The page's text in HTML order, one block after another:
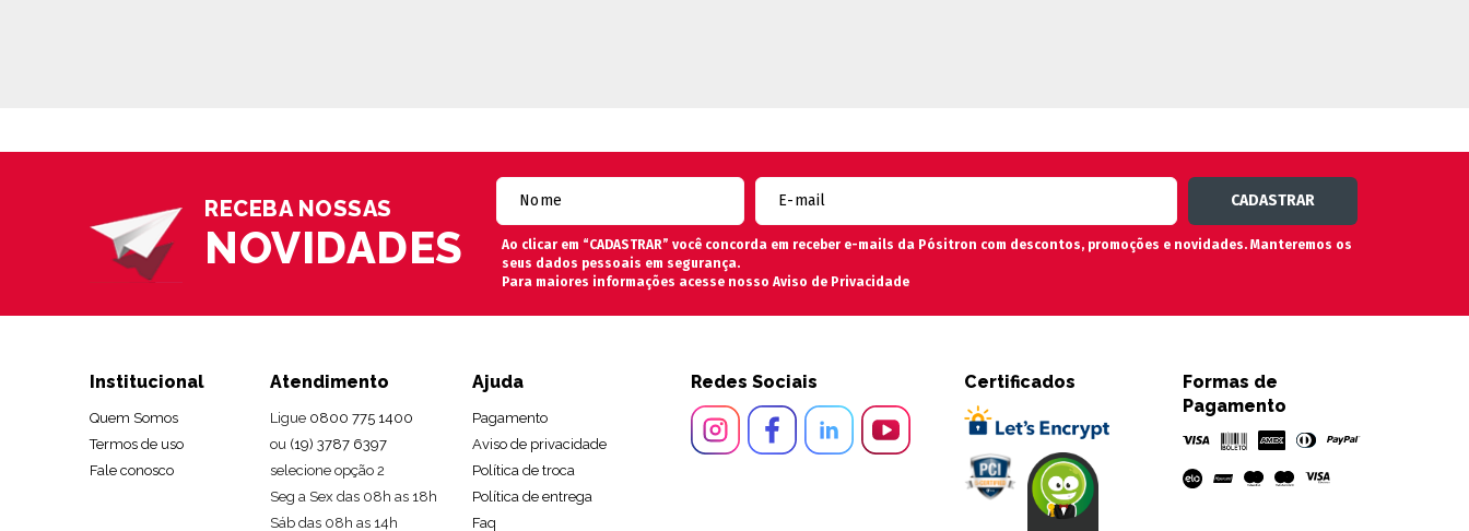
RECEBA NOSSAS
NOVIDADES
Ao clicar em “CADASTRAR” você concorda em receber e-mails da Pósitron com descontos, promoções e novidades. Manteremos os
seus dados pessoais em segurança.
Para maiores informações acesse nosso Aviso de Privacidade
Institucional
Quem Somos
Termos de uso
Fale conosco
Atendimento
Ligue 0800 775 1400
ou (19) 3787 6397
selecione opção 2
Seg a Sex das 08h as 18h
Sáb das 08h as 14h
Ajuda
Pagamento
Aviso de privacidade
Política de troca
Política de entrega
Faq
Redes Sociais Certificados
Formas de
Pagamento